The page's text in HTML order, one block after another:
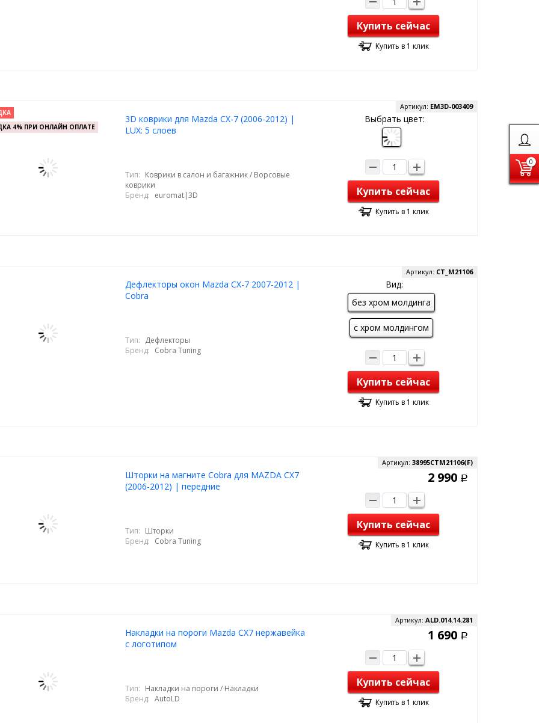
0
Купить сейчас
Купить в 1 клик
4% ПРИ ОНЛАЙН ОПЛАТЕ
3D коврики для Mazda CX-7 (2006-2012) |
LUX: 5 слоев
Артикул: EM3D-003409
Тип: Коврики в салон и багажник / Ворсовые
коврики
Бренд: euromat|3D
Выбрать цвет:
Купить сейчас
Купить в 1 клик
Дефлекторы окон Mazda CX-7 2007-2012 |
Cobra
Артикул: CT_M21106
Тип: Дефлекторы
Бренд: Cobra Tuning
Вид:
без хром молдинга
с хром молдингом
Купить сейчас
Купить в 1 клик
Шторки на магните Cobra для MAZDA CX7
(2006-2012) | передние
Артикул: 38995CTM21106(F)
Тип: Шторки
Бренд: Cobra Tuning
2 990 Р
Купить сейчас
Купить в 1 клик
Накладки на пороги Mazda CX7 нержавейка
с логотипом
Артикул: ALD.014.14.281
Тип: Накладки на пороги / Накладки
Бренд: AutoLD
1 690 Р
Купить сейчас
Купить в 1 клик